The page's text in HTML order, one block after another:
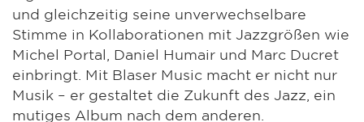
und gleichzeitig seine unverwechselbare
Stimme in Kollaborationen mit Jazzgrößen wie
Michel Portal, Daniel Humair und Marc Ducret
einbringt. Mit Blaser Music macht er nicht nur
Musik – er gestaltet die Zukunft des Jazz, ein
mutiges Album nach dem anderen.